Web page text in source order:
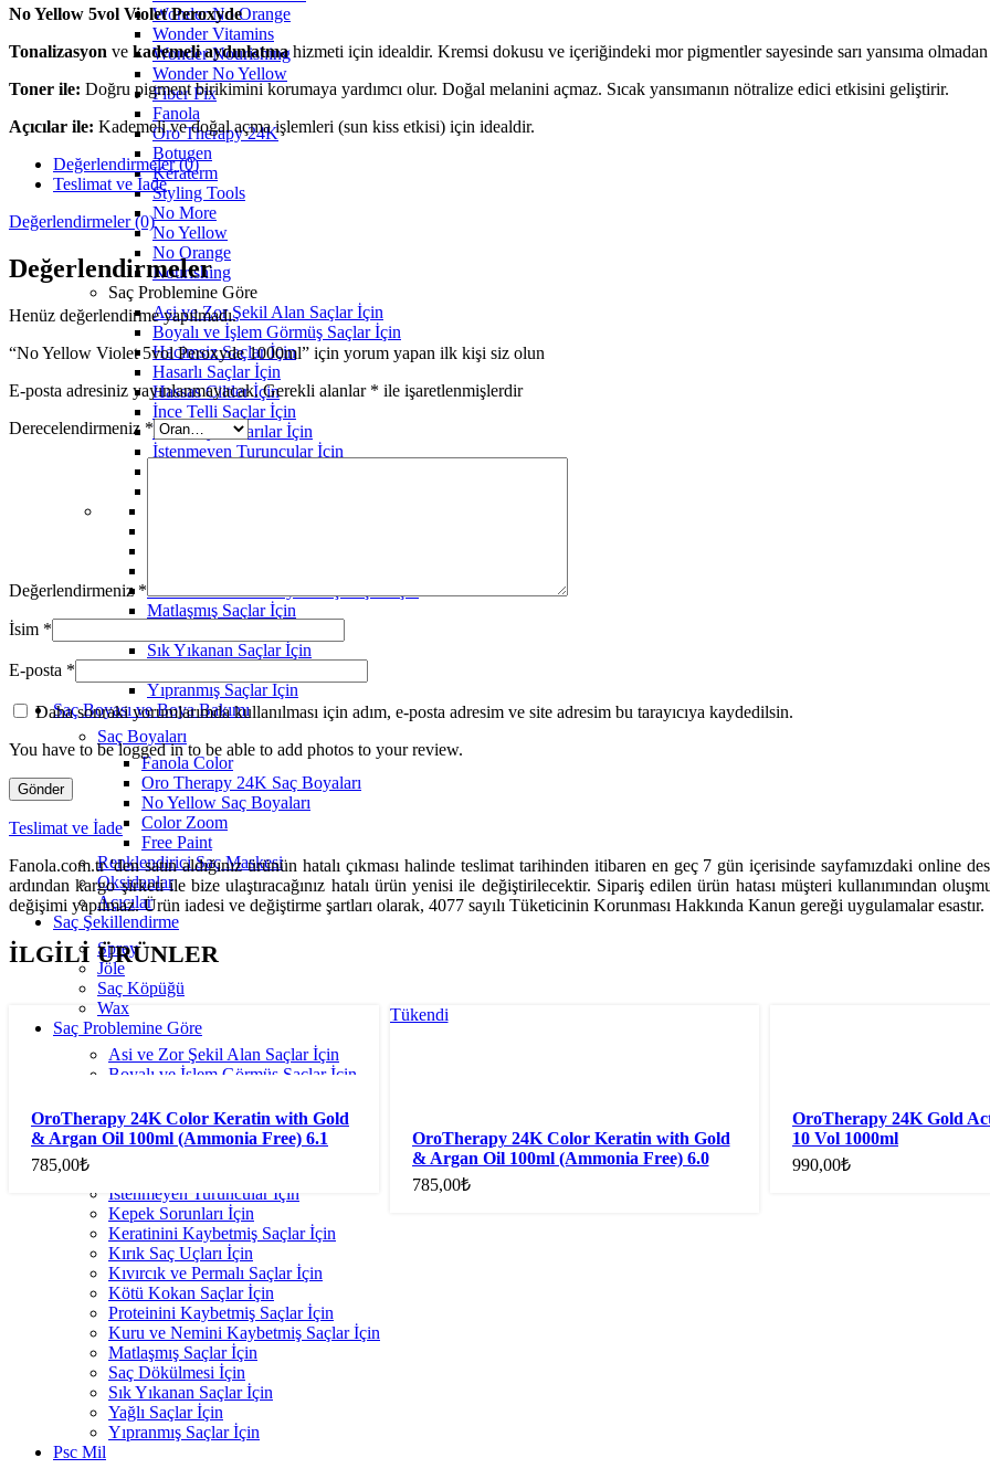
Wonder No Orange
Wonder Vitamins
Wonder Nourishing
Wonder No Yellow
Fiber Fix
Fanola
Oro Therapy 24K
Botugen
Keraterm
Styling Tools
No More
No Yellow
No Orange
Nourishing
Saç Problemine Göre
Asi ve Zor Şekil Alan Saçlar İçin
Boyalı ve İşlem Görmüş Saçlar İçin
Hacimsiz Saçlar İçin
Hasarlı Saçlar İçin
Hassas Ciltler İçin
İnce Telli Saçlar İçin
İstenmeyen Sarılar İçin
İstenmeyen Turuncular İçin
Matlaşmış Saçlar İçin
Sık Yıkanan Saçlar İçin
Yıpranmış Saçlar İçin
Saç Boyası ve Boya Bakımı
Saç Boyaları
Fanola Color
Oro Therapy 24K Saç Boyaları
No Yellow Saç Boyaları
Color Zoom
Free Paint
Renklendirici Saç Maskesi
Oksidanlar
Açıcılar
Saç Şekillendirme
Sprey
Jöle
Saç Köpüğü
Wax
Saç Problemine Göre
Asi ve Zor Şekil Alan Saçlar İçin
Boyalı ve İşlem Görmüş Saçlar İçin
Hasarlı Saçlar İçin
Hassas Ciltler İçin
İnce Telli Saçlar İçin
İstenmeyen Turuncular İçin
Kepek Sorunları İçin
Keratinini Kaybetmiş Saçlar İçin
Kırık Saç Uçları İçin
Kıvırcık ve Permalı Saçlar İçin
Kötü Kokan Saçlar İçin
Proteinini Kaybetmiş Saçlar İçin
Kuru ve Nemini Kaybetmiş Saçlar İçin
Matlaşmış Saçlar İçin
Saç Dökülmesi İçin
Sık Yıkanan Saçlar İçin
Yağlı Saçlar İçin
Yıpranmış Saçlar İçin
Psc Mil
No Yellow 5vol Violet Peroxyde
Tonalizasyon ve kademeli aydınlatmahizmeti için idealdir. Kremsi dokusu ve içeriğindeki mor pigmentler sayesinde sarı yansıma
Toner ile: Doğru pigment birikimini korumaya yardımcı olur. Doğal melanini açmaz. Sıcak yansımanın nötralize edici etkisini geliştirir.
Açıcılar ile: Kademeli ve doğal açma işlemleri (sun kiss etkisi) için idealdir.
Değerlendirmeler (0)
Teslimat ve İade
Değerlendirmeler (0)
Değerlendirmeler
Henüz değerlendirme yapılmadı.
“No Yellow Violet 5vol Peroxyde 1000ml” için yorum yapan ilk kişi siz olun
E-posta adresiniz yayınlanmayacak. Gerekli alanlar * ile işaretlenmişlerdir
Derecelendirmeniz *
Değerlendirmeniz *
İsim *
E-posta *
Daha sonraki yorumlarımda kullanılması için adım, e-posta adresim ve site adresim bu tarayıcıya kaydedilsin.
You have to be logged in to be able to add photos to your review.
Teslimat ve İade
Fanola.com.tr 'den satın aldığınız ürünün hatalı çıkması halinde teslimat tarihinden itibaren en geç 7 gün içerisinde sayfamızdaki online
ardından kargo şirketi ile bize ulaştıracağınız hatalı ürün yenisi ile değiştirilecektir. Sipariş edilen ürün hatası müşteri kullanımından
değişimi yapılmaz. Ürün iadesi ve değiştirme şartları olarak, 4077 sayılı Tüketicinin Korunması Hakkında Kanun gereği uygulamalar esastır.
İLGILI ÜRÜNLER
OroTherapy 24K Color Keratin with Gold
& Argan Oil 100ml (Ammonia Free) 6.1
Dark Blonde Ash
785,00₺
Tükendi
OroTherapy 24K Color Keratin with Gold
& Argan Oil 100ml (Ammonia Free) 6.0
Dark Blonde
785,00₺
OroTherapy 24K Gold
10 Vol 1000ml
990,00₺